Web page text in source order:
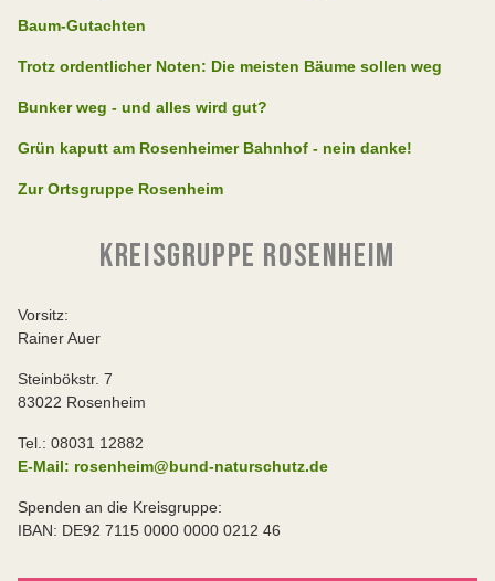
Baum-Gutachten
Trotz ordentlicher Noten: Die meisten Bäume sollen weg
Bunker weg - und alles wird gut?
Grün kaputt am Rosenheimer Bahnhof - nein danke!
Zur Ortsgruppe Rosenheim
KREISGRUPPE ROSENHEIM
Vorsitz:
Rainer Auer
Steinbökstr. 7
83022 Rosenheim
Tel.: 08031 12882
E-Mail: rosenheim@bund-naturschutz.de
Spenden an die Kreisgruppe:
IBAN: DE92 7115 0000 0000 0212 46